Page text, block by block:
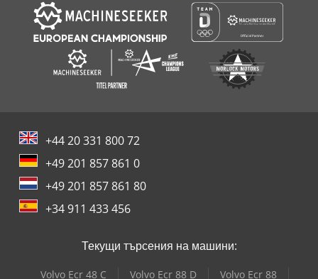
+44 20 331 800 72
+49 201 857 861 0
+49 201 857 861 80
+34 911 433 456
Текущи търсения на машини:
Volvo Ecr 48 C Volvo Ecr 88 D
Volvo Ecr 88